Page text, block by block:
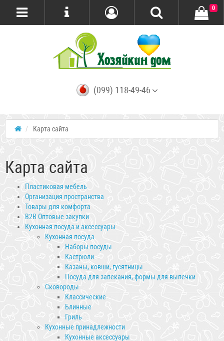
(099) 118-49-46
0
Карта сайта
Карта сайта
Пластиковая мебель
Организация пространства
Товары для комфорта
B2B Оптовые закупки
Кухонная посуда и аксессуары
Кухонная посуда
Наборы посуды
Кастрюли
Казаны, ковши, гусятницы
Посуда для запекания, формы для выпечки
Сковороды
Классические
Блинные
Гриль
Кухонные принадлежности
Кухонные аксессуары